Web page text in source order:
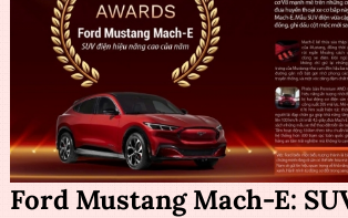
Ford Mustang Mach-E: